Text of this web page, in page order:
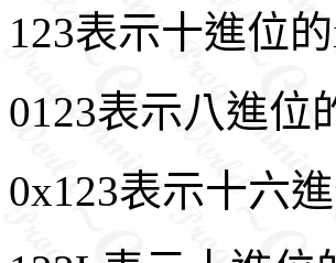
123表示十進位
0123表示八進位
0x123表示十六